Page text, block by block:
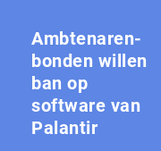
Amb­te­na­ren­
bon­den willen
ban op
software van
Palantir